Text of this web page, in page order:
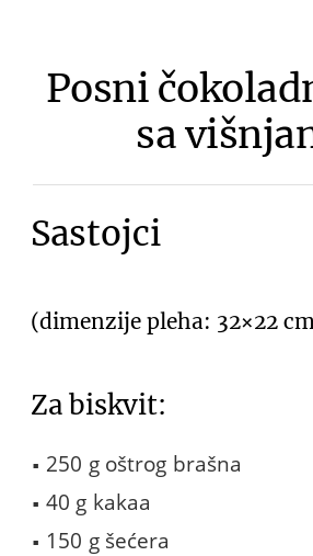
Posni
sa
Sastojci
(dimenzije pleha: 32×22
Za biskvit:
250 g oštrog brašna
40 g kakaa
150 g šećera